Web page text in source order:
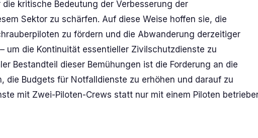
kritische Bedeutung der Verbesserung der
Sektor zu schärfen. Auf diese Weise hoffen sie, die
zu fördern und die Abwanderung derzeitiger
um die Kontinuität essentieller Zivilschutzdienste zu
Bestandteil dieser Bemühungen ist die Forderung an die
die Budgets für Notfalldienste zu erhöhen und darauf zu
mit Zwei-Piloten-Crews statt nur mit einem Piloten